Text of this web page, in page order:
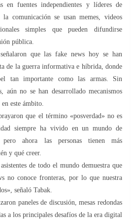
fuentes independientes y líderes de
comunicación se usan memes, videos
simples que pueden difundirse
pública.
que las fake news hoy se han
de la guerra informativa e híbrida, donde
tan importante como las armas. Sin
aún no se han desarrollado mecanismos
este ámbito.
que el término «posverdad» no es
siempre ha vivido en un mundo de
pero ahora las personas tienen más
y qué creer.
de todo el mundo demuestra que
no conoce fronteras, por lo que nuestra
señaló Tabak.
paneles de discusión, mesas redondas
a los principales desafíos de la era digital